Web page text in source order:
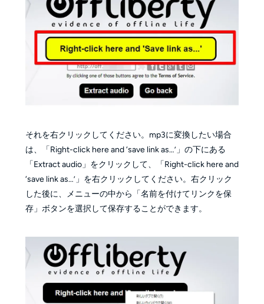
それを右クリックしてください。mp3に変換したい場合
は、「Right-click here and ‘save link as…’」の下にある
「Extract audio」をクリックして、「Right-click here and
‘save link as…’」を右クリックしてください。右クリック
した後に、メニューの中から「名前を付けてリンクを保
存」ボタンを選択して保存することができます。